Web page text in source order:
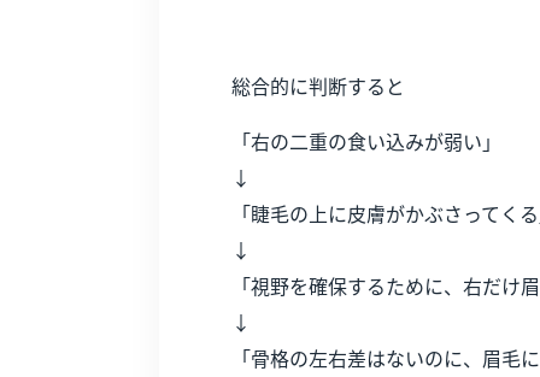
総合的に判断すると
「右の二重の食い込みが弱い」
↓
「睫毛の上に皮膚がかぶさってく
↓
「視野を確保するために、右だけ
↓
「骨格の左右差はないのに、眉毛